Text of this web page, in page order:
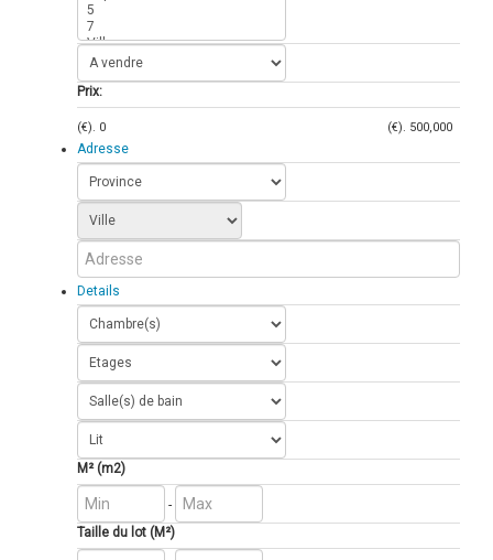
Prix:
(€). 0 (€). 500,000
Adresse
Details
M² (m2)
-
Taille du lot (M²)